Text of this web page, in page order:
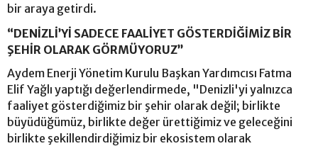
bir araya getirdi.
“DENİZLİ’Yİ SADECE FAALİYET GÖSTERDİĞİMİZ BİR
ŞEHİR OLARAK GÖRMÜYORUZ”
Aydem Enerji Yönetim Kurulu Başkan Yardımcısı Fatma
Elif Yağlı yaptığı değerlendirmede, "Denizli'yi yalnızca
faaliyet gösterdiğimiz bir şehir olarak değil; birlikte
büyüdüğümüz, birlikte değer ürettiğimiz ve geleceğini
birlikte şekillendirdiğimiz bir ekosistem olarak